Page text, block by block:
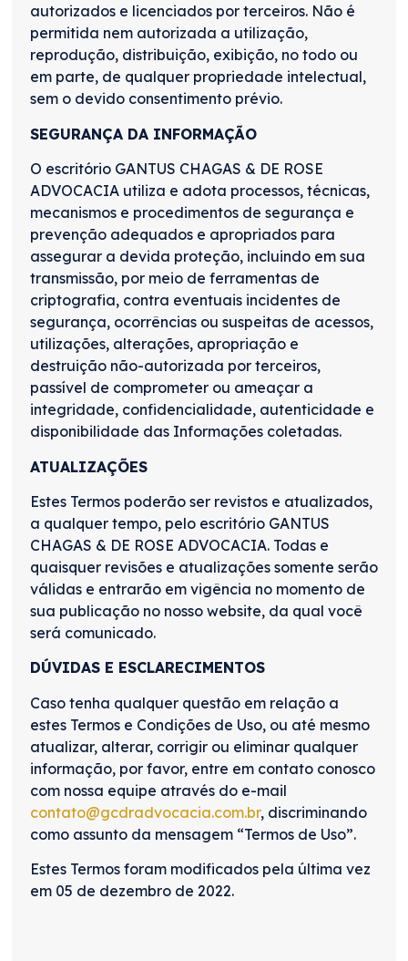
autorizados e licenciados por terceiros. Não é
permitida nem autorizada a utilização,
reprodução, distribuição, exibição, no todo ou
em parte, de qualquer propriedade intelectual,
sem o devido consentimento prévio.
SEGURANÇA DA INFORMAÇÃO
O escritório GANTUS CHAGAS & DE ROSE
ADVOCACIA utiliza e adota processos, técnicas,
mecanismos e procedimentos de segurança e
prevenção adequados e apropriados para
assegurar a devida proteção, incluindo em sua
transmissão, por meio de ferramentas de
criptografia, contra eventuais incidentes de
segurança, ocorrências ou suspeitas de acessos,
utilizações, alterações, apropriação e
destruição não-autorizada por terceiros,
passível de comprometer ou ameaçar a
integridade, confidencialidade, autenticidade e
disponibilidade das Informações coletadas.
ATUALIZAÇÕES
Estes Termos poderão ser revistos e atualizados,
a qualquer tempo, pelo escritório GANTUS
CHAGAS & DE ROSE ADVOCACIA. Todas e
quaisquer revisões e atualizações somente serão
válidas e entrarão em vigência no momento de
sua publicação no nosso website, da qual você
será comunicado.
DÚVIDAS E ESCLARECIMENTOS
Caso tenha qualquer questão em relação a
estes Termos e Condições de Uso, ou até mesmo
atualizar, alterar, corrigir ou eliminar qualquer
informação, por favor, entre em contato conosco
com nossa equipe através do e-mail
contato@gcdradvocacia.com.br, discriminando
como assunto da mensagem “Termos de Uso”.
Estes Termos foram modificados pela última vez
em 05 de dezembro de 2022.